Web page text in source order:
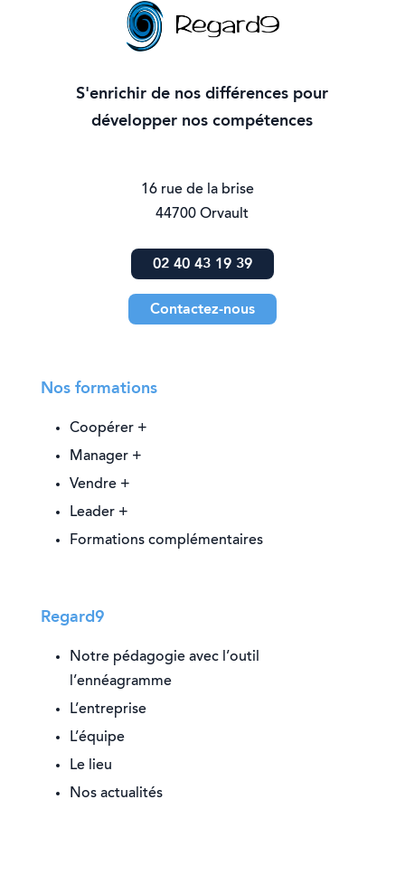
S'enrichir de nos différences pour
développer nos compétences
16 rue de la brise
44700 Orvault
02 40 43 19 39
Contactez-nous
Nos formations
Coopérer +
Manager +
Vendre +
Leader +
Formations complémentaires
Regard9
Notre pédagogie avec l’outil
l’ennéagramme
L’entreprise
L’équipe
Le lieu
Nos actualités